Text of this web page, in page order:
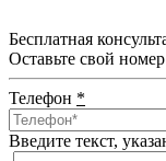
Бесплатная
Оставьте свой
Телефон *
Введите текcт,